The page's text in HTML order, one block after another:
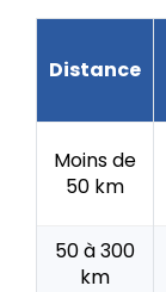
Distance
Moins de
50 km
50 à 300
km